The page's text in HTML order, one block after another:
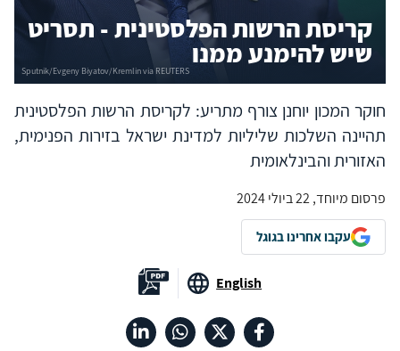
קריסת הרשות הפלסטינית - תסריט
שיש להימנע ממנו
חוקר המכון יוחנן צורף מתריע: לקריסת הרשות הפלסטינית
תהיינה השלכות שליליות למדינת ישראל בזירות הפנימית,
האזורית והבינלאומית
פרסום מיוחד, 22 ביולי 2024
עקבו אחרינו בגוגל
English